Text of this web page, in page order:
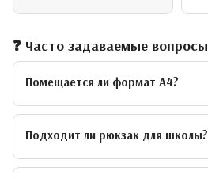
❓ Часто задаваемые вопросы
Помещается ли формат А4?
Подходит ли рюкзак для школы?